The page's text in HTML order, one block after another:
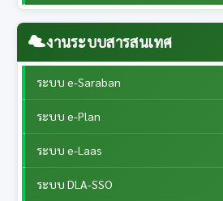
งานระบบสารสนเทศ
ระบบ e-Saraban
ระบบ e-Plan
ระบบ e-Laas
ระบบ DLA-SSO